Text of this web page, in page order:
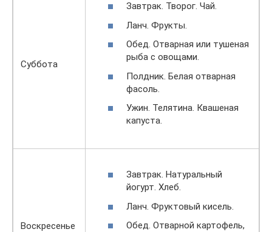
Суббота
Завтрак. Творог. Чай.
Ланч. Фрукты.
Обед. Отварная или тушеная
рыба с овощами.
Полдник. Белая отварная
фасоль.
Ужин. Телятина. Квашеная
капуста.
Воскресенье
Завтрак. Натуральный
йогурт. Хлеб.
Ланч. Фруктовый кисель.
Обед. Отварной картофель,